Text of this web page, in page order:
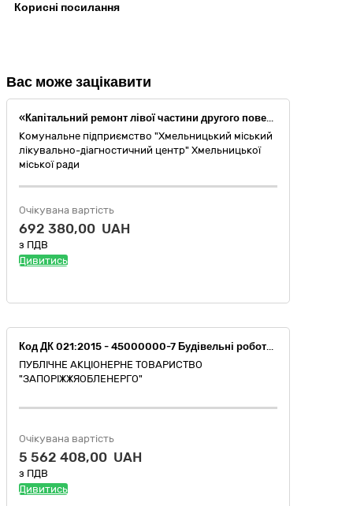
Корисні посилання
Вас може зацікавити
«Капітальний ремонт лівої частини другого поверху (коридору, фойє та приміщень бухгалтерії і охорони праці) комунального підприємства "Хмельницький міський лікувально-діагностичний центр" Хмельницької міської ради, поліклініки №1, за адресою: вул. Подільська, 54, м. Хмельницький» (код ДК 021:2015 : 45000000-7 — Будівельні роботи та поточний ремонт).
Комунальне підприємство "Хмельницький міський
лікувально-діагностичний центр" Хмельницької
міської ради
Очікувана вартість
692 380,00 UAH
з ПДВ
Дивитись
Код ДК 021:2015 - 45000000-7 Будівельні роботи та поточний ремонт (Реконструкція ПЛ-0,4кВ від КТП-2079 із заміною неізольованого проводу на СІП та заміною КТП-2079 за адресою: вул. Вуглегірська/Радісна, м. Запоріжжя)
ПУБЛІЧНЕ АКЦІОНЕРНЕ ТОВАРИСТВО
"ЗАПОРІЖЖЯОБЛЕНЕРГО"
Очікувана вартість
5 562 408,00 UAH
з ПДВ
Дивитись